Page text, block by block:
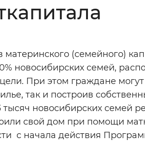
Инверсивный монохромный
Остановить
(семейного)
новосибирских семей,
При этом граждане
так и построив
тысяч новосибирских семей
свой дом при помощи
с начала действия